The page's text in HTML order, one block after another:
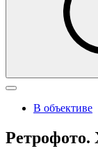
В объективе
Ретрофото.